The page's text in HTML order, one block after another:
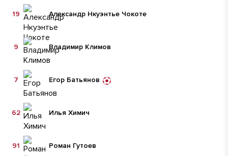
Александр Нкуэнтье Чокоте
19
Владимир Климов
9
Егор Батьянов
7
Илья Химич
62
Роман Гутоев
91